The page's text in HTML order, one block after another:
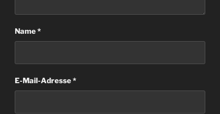
Name*
E-Mail-Adresse*